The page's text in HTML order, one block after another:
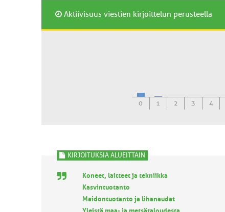
Aktiivisuus viestien kirjoittelun perusteella
0 1 2 3 4
KIRJOITUKSIA ALUEITTAIN
Koneet, laitteet ja tekniikka
Kasvintuotanto
Maidontuotanto ja lihanaudat